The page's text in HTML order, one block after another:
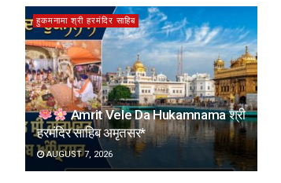
हुकमनामा श्री हरमंदिर साहिब
Amrit Vele Da Hukamnama श्री
हरमंदिर साहिब अमृतसर*
AUGUST 7, 2026